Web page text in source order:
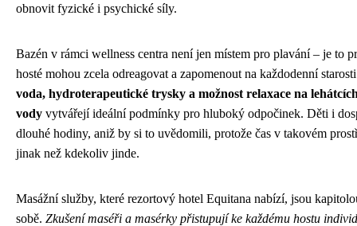
obnovit fyzické i psychické síly.
Bazén v rámci wellness centra není jen místem pro plavání – je to
hosté mohou zcela odreagovat a zapomenout na každodenní
voda, hydroterapeutické trysky a možnost relaxace na
vody vytvářejí ideální podmínky pro hluboký odpočinek. Děti i
dlouhé hodiny, aniž by si to uvědomili, protože čas v takovém
jinak než kdekoliv jinde.
Masážní služby, které rezortový hotel Equitana nabízí, jsou
sobě. Zkušení maséři a masérky přistupují ke každému hostu